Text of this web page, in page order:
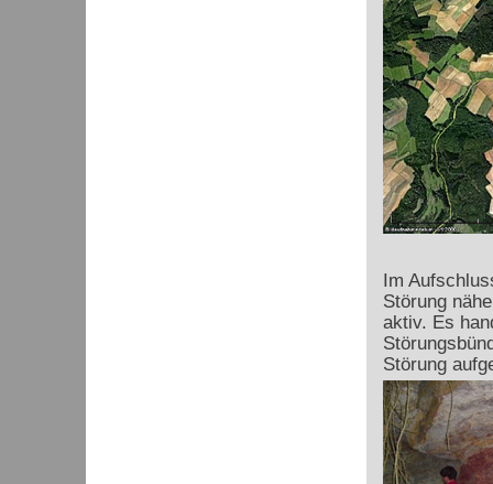
Im
Störung
aktiv. Es
Störung